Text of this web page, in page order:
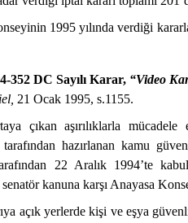
1995 yılında verdiği
352 DC Sayılı Karar, “Video
21 Ocak 1995, s.1155.
çıkan aşırılıklarla
hazırlanan kamu
22 Aralık 1994’te
kanuna karşı Anayasa
açık yerlerde kişi ve eşya